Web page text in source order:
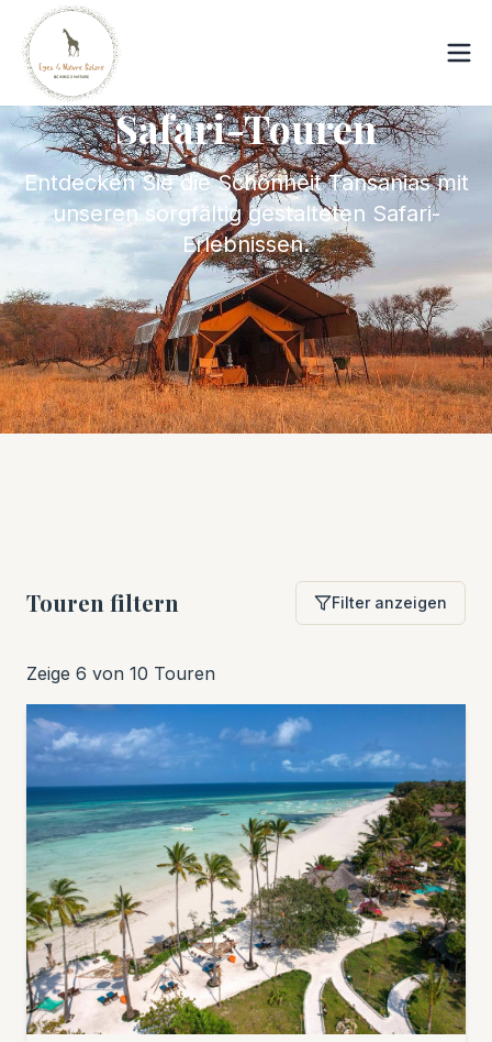
Safari-Touren
Entdecken Sie die Schönheit Tansanias mit
unseren sorgfältig gestalteten Safari-
Erlebnissen.
Touren filtern Filter anzeigen
Zeige 6 von 10 Touren